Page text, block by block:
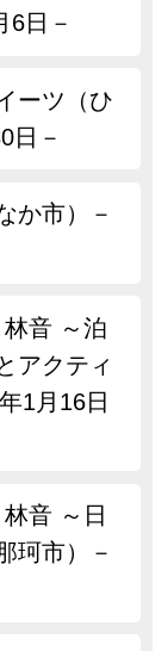
6日－
ーツ（ひ
日－
か市）－
音 ～泊
アクティ
1月16日
音 ～日
珂市）－